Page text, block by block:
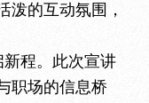
泼的互动氛围，
程。此次宣讲
职场的信息桥